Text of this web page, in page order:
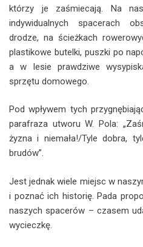
którzy je zaśmiecają. Na
indywidualnych spacerach
drodze, na ścieżkach
plastikowe butelki, puszki po
a w lesie prawdziwe
sprzętu domowego.
Pod wpływem tych
parafraza utworu W. Pola:
żyzna i niemała!/Tyle dobra,
brudów”.
Jest jednak wiele miejsc w
i poznać ich historię. Pada
naszych spacerów – czasem
wycieczkę.